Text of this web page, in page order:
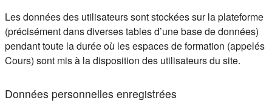
Les données des utilisateurs sont stockées sur la plateforme
(précisément dans diverses tables d’une base de données)
pendant toute la durée où les espaces de formation (appelés
Cours) sont mis à la disposition des utilisateurs du site.
Données personnelles enregistrées